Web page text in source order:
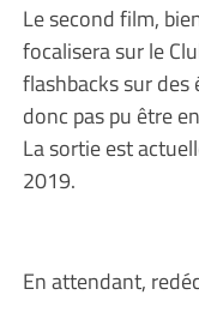
Le second film,
focalisera sur le
flashbacks sur des
donc pas pu être
La sortie est
2019.
En attendant,